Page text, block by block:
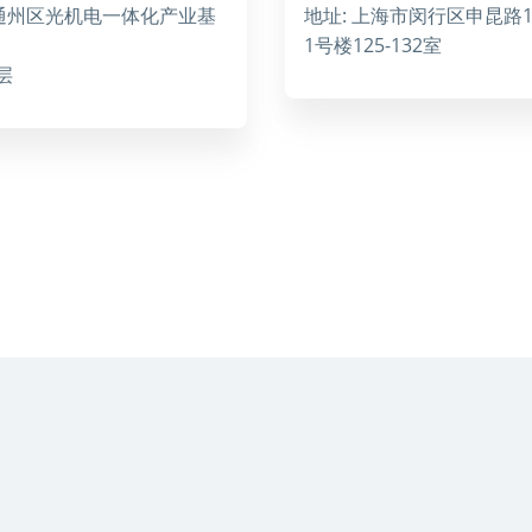
州区光机电一体化产业基
地址: 上海市闵行区申昆路
1号楼125-132室